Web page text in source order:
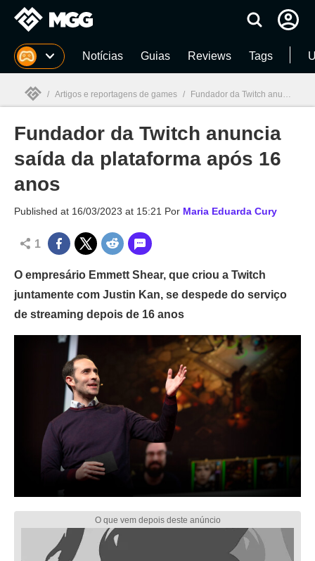
Millenium Notícias Guias Reviews Tags
Millenium
/ Artigos e reportagens de games / Fundador da Twitch anuncia saída da plataforma após 16 anos
Fundador da Twitch anuncia
saída da plataforma após 16
anos
Published at 16/03/2023 at 15:21 Por Maria Eduarda Cury
1
O empresário Emmett Shear, que criou a Twitch
juntamente com Justin Kan, se despede do serviço
de streaming depois de 16 anos